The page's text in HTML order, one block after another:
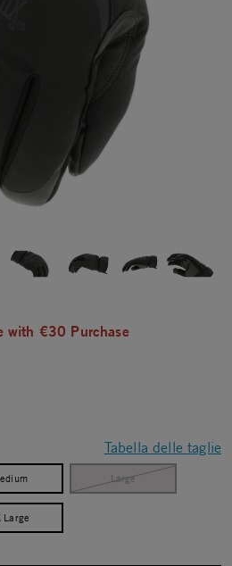
with €30 Purchase
Tabella delle taglie
Large
Large